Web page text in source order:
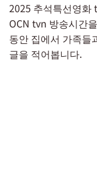
2025 추석특선영화
OCN tvn 방송시간
동안 집에서 가족들
글을 적어봅니다.